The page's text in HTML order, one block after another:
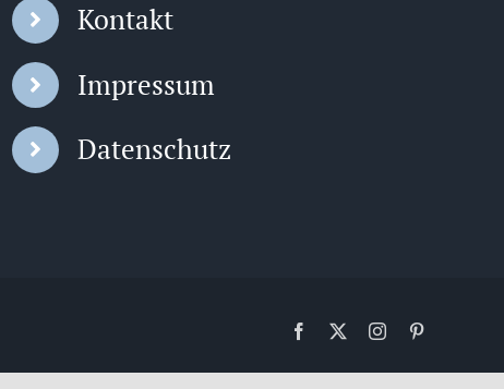
Kontakt
Impressum
Datenschutz
Facebook Instagram